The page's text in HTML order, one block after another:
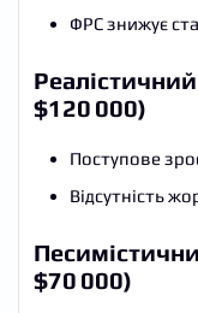
ФРС знижує
$120 000)
Поступове
Відсутність
$70 000)